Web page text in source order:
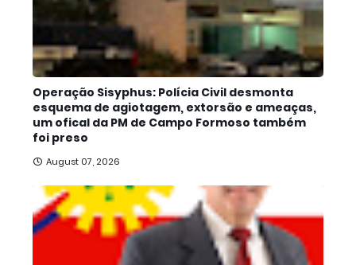
Operação Sisyphus: Polícia Civil desmonta
esquema de agiotagem, extorsão e ameaças,
um ofical da PM de Campo Formoso também
foi preso
August 07, 2026